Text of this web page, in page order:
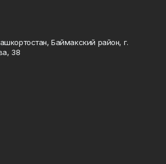
Баймакский район, г.
38